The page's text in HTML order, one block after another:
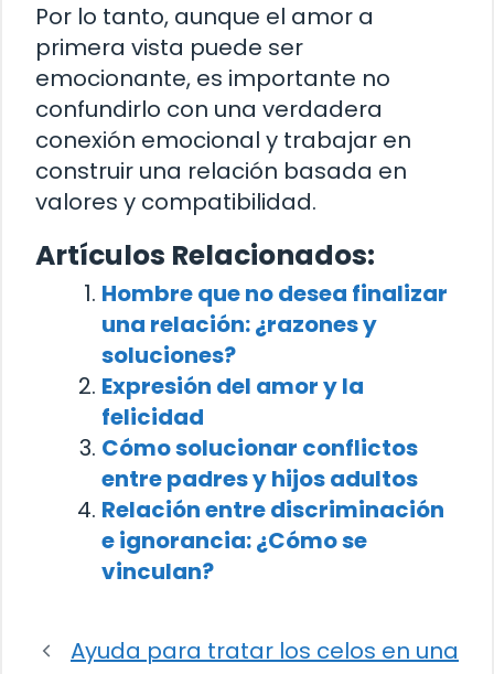
Por lo tanto, aunque el amor a
primera vista puede ser
emocionante, es importante no
confundirlo con una verdadera
conexión emocional y trabajar en
construir una relación basada en
valores y compatibilidad.
Artículos Relacionados:
Hombre que no desea finalizar
una relación: ¿razones y
soluciones?
Expresión del amor y la
felicidad
Cómo solucionar conflictos
entre padres y hijos adultos
Relación entre discriminación
e ignorancia: ¿Cómo se
vinculan?
Ayuda para tratar los celos en una